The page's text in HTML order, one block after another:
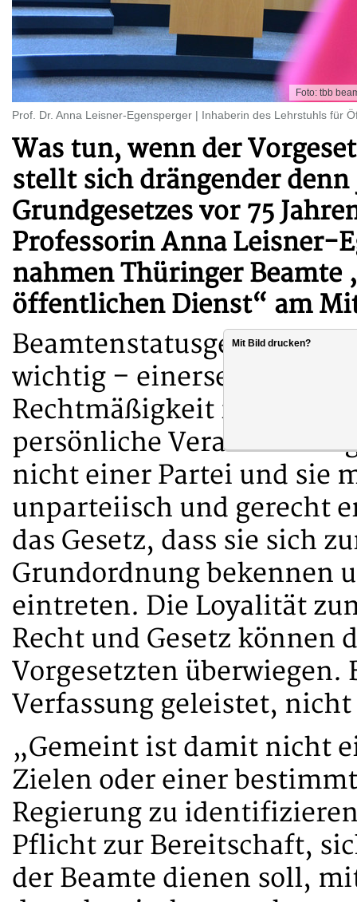
Foto: tbb
Prof. Dr. Anna Leisner-Egensperger | Inhaberin des Lehrstuhls für
Was tun, wenn der
stellt sich drängender
Grundgesetzes vor 75
Professorin Anna Leisner-
nahmen Thüringer Beamte
öffentlichen Dienst“ am
Beamtenstatusgesetz.
wichtig – einerseits.
Rechtmäßigkeit ihrer
persönliche
nicht einer Partei und sie
unparteiisch und gerecht
das Gesetz, dass sie sich
Grundordnung bekennen
eintreten. Die Loyalität
Recht und Gesetz können
Vorgesetzten überwiegen.
Verfassung geleistet, nicht
„Gemeint ist damit nicht
Zielen oder einer
Regierung zu
Pflicht zur Bereitschaft,
der Beamte dienen soll,
Mit Bild drucken?